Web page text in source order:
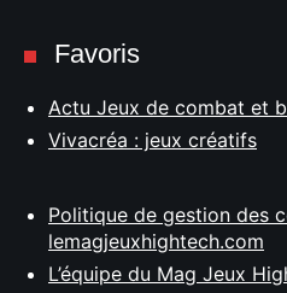
Favoris
Actu Jeux de combat et
Vivacréa : jeux créatifs
Politique de gestion des
lemagjeuxhightech.com
L’équipe du Mag Jeux